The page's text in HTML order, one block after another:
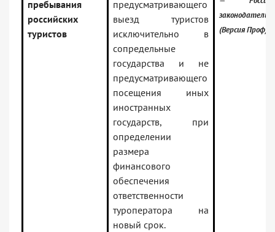
пребывания
российских
туристов
предусматривающего
выезд туристов
исключительно в
сопредельные
государства и не
предусматривающего
посещения иных
иностранных
государств, при
определении
размера
финансового
обеспечения
ответственности
туроператора на
новый срок.
(Версия Проф)